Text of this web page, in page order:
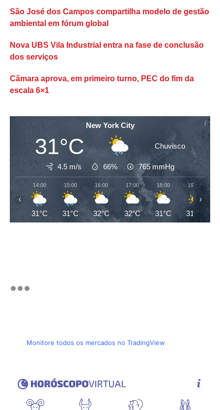
São José dos Campos compartilha modelo de gestão
ambiental em fórum global
Nova UBS Vila Industrial entra na fase de conclusão
dos serviços
Câmara aprova, em primeiro turno, PEC do fim da
escala 6×1
New York City
31°C Chuvisco
4.5 m/s 66% 765mmHg
14:00
31°C
15:00
31°C
16:00
32°C
17:00
32°C
18:00
31°C
19:00
31°C
‹ ›
Monitore todos os mercados no TradingView